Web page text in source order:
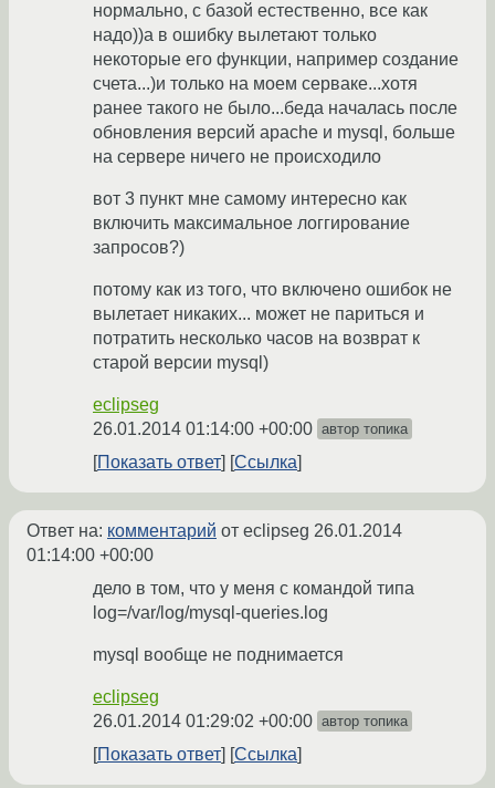
нормально, с базой естественно, все как
надо))а в ошибку вылетают только
некоторые его функции, например создание
счета...)и только на моем серваке...хотя
ранее такого не было...беда началась после
обновления версий apache и mysql, больше
на сервере ничего не происходило
вот 3 пункт мне самому интересно как
включить максимальное логгирование
запросов?)
потому как из того, что включено ошибок не
вылетает никаких... может не париться и
потратить несколько часов на возврат к
старой версии mysql)
eclipseg
26.01.2014 01:14:00 +00:00 автор топика
Показать ответ Ссылка
Ответ на: комментарий от eclipseg 26.01.2014
01:14:00 +00:00
дело в том, что у меня с командой типа
log=/var/log/mysql-queries.log
mysql вообще не поднимается
eclipseg
26.01.2014 01:29:02 +00:00 автор топика
Показать ответ Ссылка